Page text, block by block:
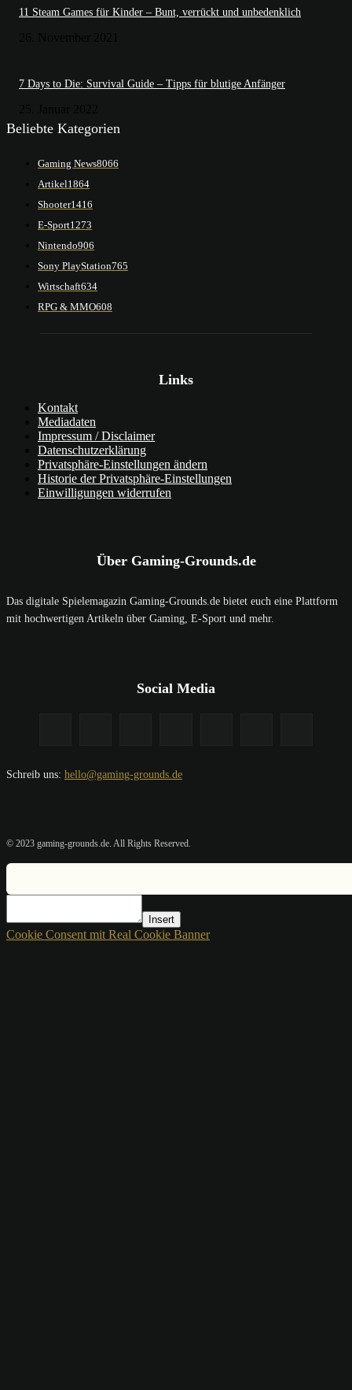
11 Steam Games für Kinder – Bunt, verrückt und unbedenklich
7 Days to Die: Survival Guide – Tipps für blutige Anfänger
Beliebte Kategorien
Gaming News8066
Artikel1864
Shooter1416
E-Sport1273
Nintendo906
Sony PlayStation765
Wirtschaft634
RPG & MMO608
Links
Kontakt
Mediadaten
Impressum / Disclaimer
Datenschutzerklärung
Privatsphäre-Einstellungen ändern
Historie der Privatsphäre-Einstellungen
Einwilligungen widerrufen
Über Gaming-Grounds.de
Das digitale Spielemagazin Gaming-Grounds.de bietet euch eine Plattform
mit hochwertigen Artikeln über Gaming, E-Sport und mehr.
Social Media
Schreib uns: hello@gaming-grounds.de
© 2023 gaming-grounds.de. All Rights Reserved.
Insert
Cookie Consent mit Real Cookie Banner